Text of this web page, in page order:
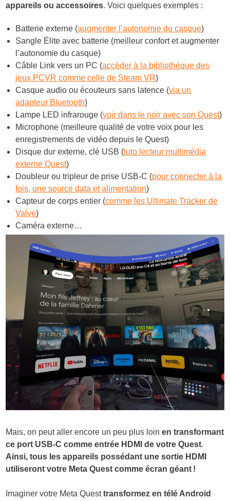
appareils ou accessoires. Voici quelques exemples :
Batterie externe (augmenter l’autonomie du casque)
Sangle Élite avec batterie (meilleur confort et augmenter
l’autonomie du casque)
Câble Link vers un PC (accéder à la bibliothèque des
jeux PCVR comme celle de Steam VR)
Casque audio ou écouteurs sans latence (via un
adapteur Bluetooth)
Lampe LED infrarouge (voir dans le noir avec son Quest)
Microphone (meilleure qualité de votre voix pour les
enregistrements de vidéo depuis le Quest)
Disque dur externe, clé USB (tuto lecteur multimédia
externe Quest)
Doubleur ou tripleur de prise USB-C (pour connecter à la
fois, une source data et alimentation)
Capteur de corps entier (comme les Ultimate Tracker de
Valve)
Caméra externe…
Mais, on peut aller encore un peu plus loin en transformant
ce port USB-C comme entrée HDMI de votre Quest.
Ainsi, tous les appareils possédant une sortie HDMI
utiliseront votre Meta Quest comme écran géant !
Imaginer votre Meta Questtransformez en télé Android